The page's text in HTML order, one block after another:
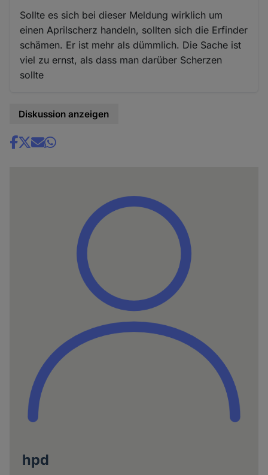
Sollte es sich bei dieser Meldung wirklich um
einen Aprilscherz handeln, sollten sich die Erfinder
schämen. Er ist mehr als dümmlich. Die Sache ist
viel zu ernst, als dass man darüber Scherzen
sollte
Diskussion anzeigen
Share
hpd